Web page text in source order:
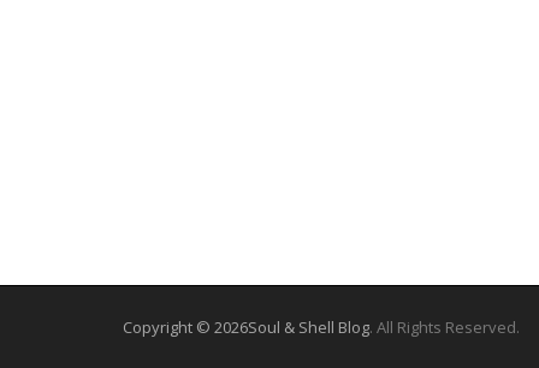
Copyright © 2026Soul & Shell Blog. All Rights Reserved.